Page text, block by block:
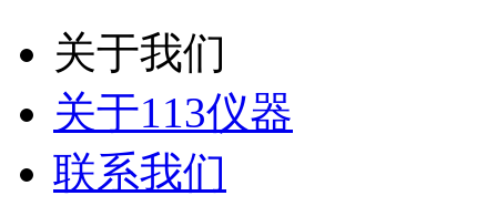
关于我们
关于113仪器
联系我们